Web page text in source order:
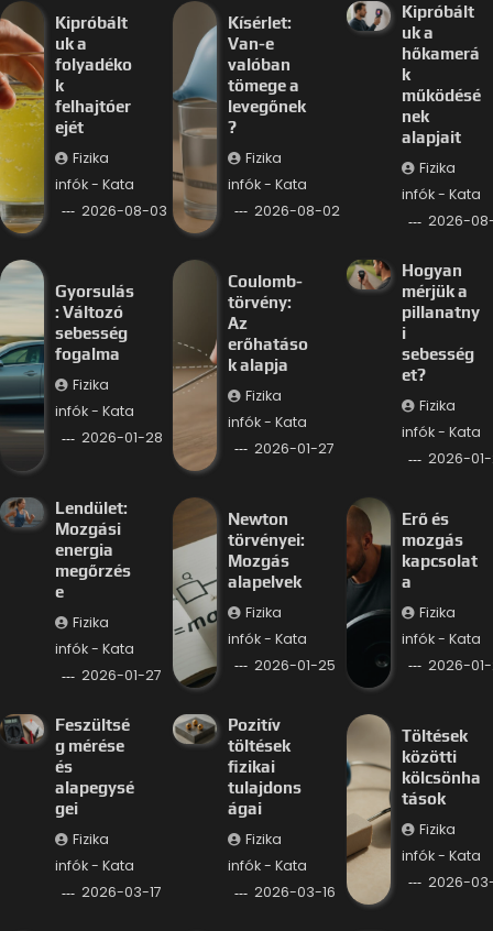
Kipróbált
uk a
folyadéko
k
felhajtóer
ejét
Fizika
infók - Kata
2026-08-03
Kísérlet:
Van-e
valóban
tömege a
levegőnek
?
Fizika
infók - Kata
2026-08-02
Kipróbált
uk a
hőkamerá
k
működésé
nek
alapjait
Fizika
infók - Kata
2026-
Gyorsulás
: Változó
sebesség
fogalma
Fizika
infók - Kata
2026-01-28
Coulomb-
törvény:
Az
erőhatáso
k alapja
Fizika
infók - Kata
2026-01-27
Hogyan
mérjük a
pillanatny
i
sebesség
et?
Fizika
infók - Kata
2026-
Lendület:
Mozgási
energia
megőrzés
e
Fizika
infók - Kata
2026-01-27
Newton
törvényei:
Mozgás
alapelvek
Fizika
infók - Kata
2026-01-25
Erő és
mozgás
kapcsolat
a
Fizika
infók - Kata
2026-
Feszültsé
g mérése
és
alapegysé
gei
Fizika
infók - Kata
2026-03-17
Pozitív
töltések
fizikai
tulajdons
ágai
Fizika
infók - Kata
2026-03-16
Töltések
közötti
kölcsönha
tások
Fizika
infók - Kata
2026-